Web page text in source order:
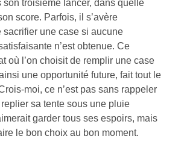
son troisième lancer, dans quelle
score. Parfois, il s’avère
sacrifier une case si aucune
n’est obtenue. Ce
où l’on choisit de remplir une case
une opportunité future, fait tout le
moi, ce n’est pas sans rappeler
replier sa tente sous une pluie
garder tous ses espoirs, mais
le bon choix au bon moment.